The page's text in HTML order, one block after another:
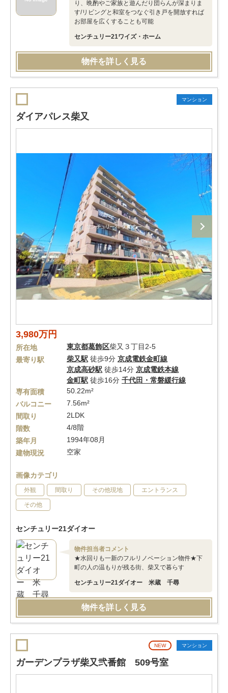
り、晩酌やご家族と遊んだり団らんが深まりま
す/リビングと和室をつなぐ引き戸を開放すれば
お部屋を広くすることも可能
センチュリー21ワイズ・ホーム
物件を詳しく見る
マンション
ダイアパレス柴又
3,980万円
所在地 東京都葛飾区柴又３丁目2-5
最寄り駅
柴又駅 徒歩9分 京成電鉄金町線
京成高砂駅 徒歩14分 京成電鉄本線
金町駅 徒歩16分 千代田・常磐緩行線
専有面積
50.22m²
バルコニー
7.56m²
間取り
2LDK
階数
4/8階
築年月
1994年08月
建物現況
空家
画像カテゴリ
外観 間取り その他現地 エントランス
その他
センチュリー21ダイオー
物件担当者コメント
★水回りも一新のフルリノベーション物件★下
町の人の温もりが残る街、柴又で暮らす
センチュリー21ダイオー 米蔵 千尋
物件を詳しく見る
NEW マンション
ガーデンプラザ柴又弐番館 509号室